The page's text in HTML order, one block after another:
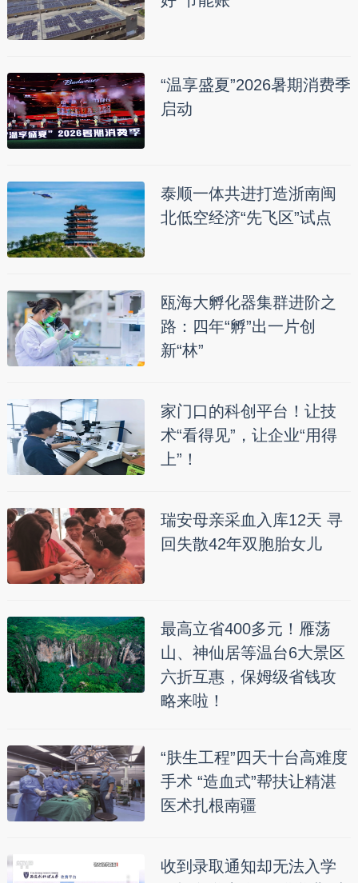
“温享盛夏”2026暑期消费季
启动
泰顺一体共进打造浙南闽
北低空经济“先飞区”试点
瓯海大孵化器集群进阶之
路：四年“孵”出一片创
新“林”
家门口的科创平台！让技
术“看得见”，让企业“用得
上”！
瑞安母亲采血入库12天 寻
回失散42年双胞胎女儿
最高立省400多元！雁荡
山、神仙居等温台6大景区
六折互惠，保姆级省钱攻
略来啦！
“肤生工程”四天十台高难度
手术 “造血式”帮扶让精湛
医术扎根南疆
收到录取通知却无法入学